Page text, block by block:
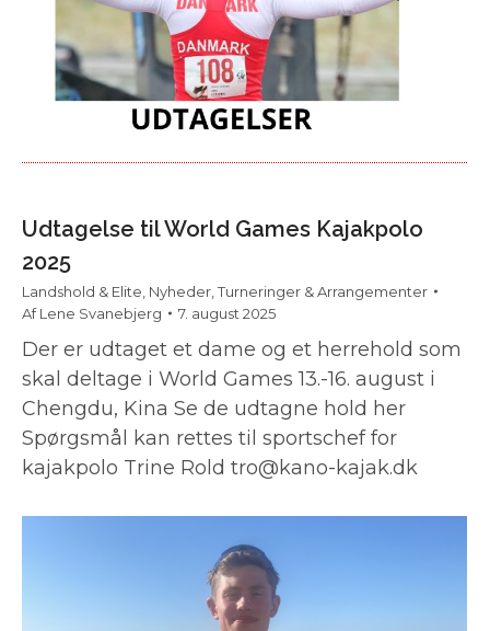
Udtagelse til World Games Kajakpolo
2025
Landshold & Elite Nyheder ,Turneringer & Arrangementer
AfLene Svanebjerg 7. august 2025
Der er udtaget et dame og et herrehold som
skal deltage i World Games 13.-16. august i
Chengdu, Kina Se de udtagne hold her
Spørgsmål kan rettes til sportschef for
kajakpolo Trine Rold tro@kano-kajak.dk